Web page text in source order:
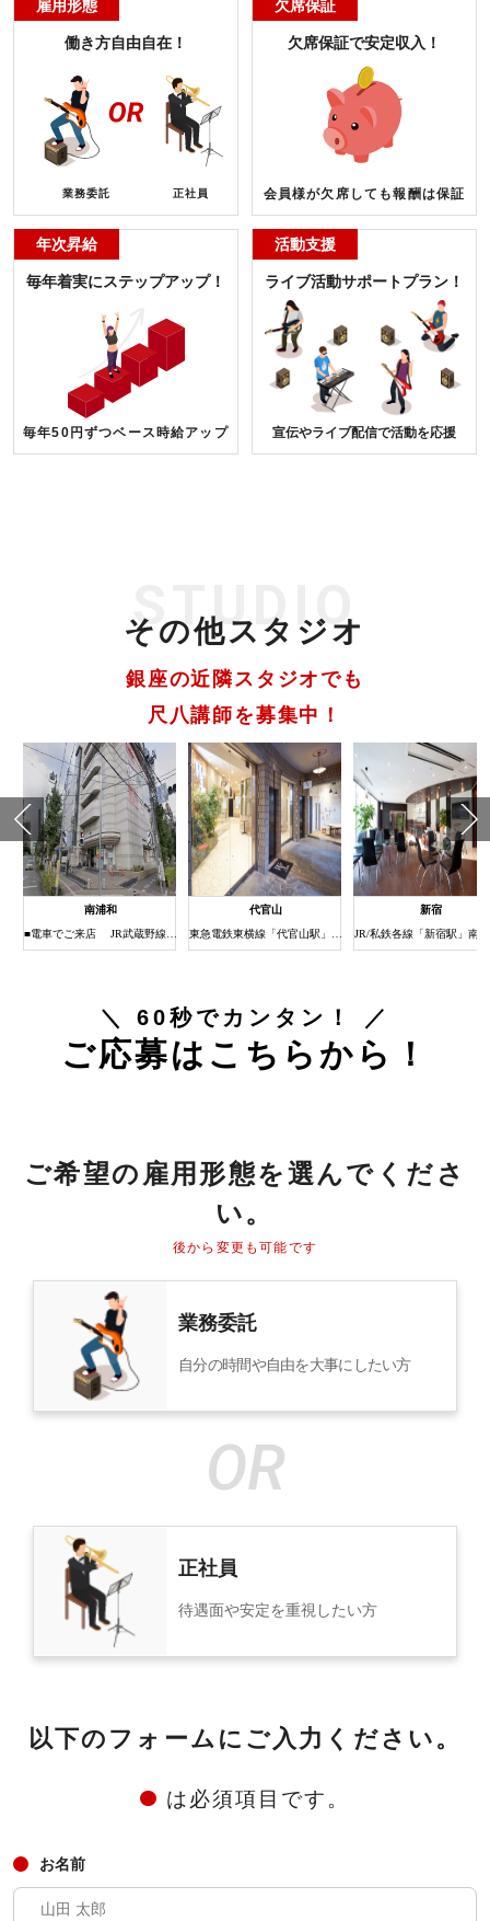
雇用形態
働き方自由自在！
業務委託 正社員
欠席保証
欠席保証で安定収入！
会員様が欠席しても報酬は保証
年次昇給
毎年着実にステップアップ！
毎年50円ずつベース時給アップ
活動支援
ライブ活動サポートプラン！
宣伝やライブ配信で活動を応援
その他スタジオ
STUDIO
銀座の近隣スタジオでも
尺八講師を募集中！
南浦和
■電車でご来店 JR武蔵野線・京浜東北線南浦和駅下車 (約3分) ①JR南浦和駅の改札を出たら右（西口）へ進みます。 ②階段（またはエレベーター）で1階に下りると西口ロータリーに出ます。 ③右方向をロータリー沿いに歩き道なりに進みます。 ④南浦和駅西口交差点の横断歩道を渡ってすぐ右手にある建物がまるひろ南浦和店です。 ⑤エレベーターまたはエスカレーターで6Fまでお上がりください。 6Fにスタジオがございます。
代官山
東急電鉄東横線「代官山駅」北口徒歩３分
新宿
＼ 60秒でカンタン！ ／
ご応募はこちらから！
ご希望の雇用形態を選んでくださ
い。
後から変更も可能です
業務委託
自分の時間や自由を大事にしたい方
正社員
待遇面や安定を重視したい方
以下のフォームにご入力ください。
は必須項目です。
お名前